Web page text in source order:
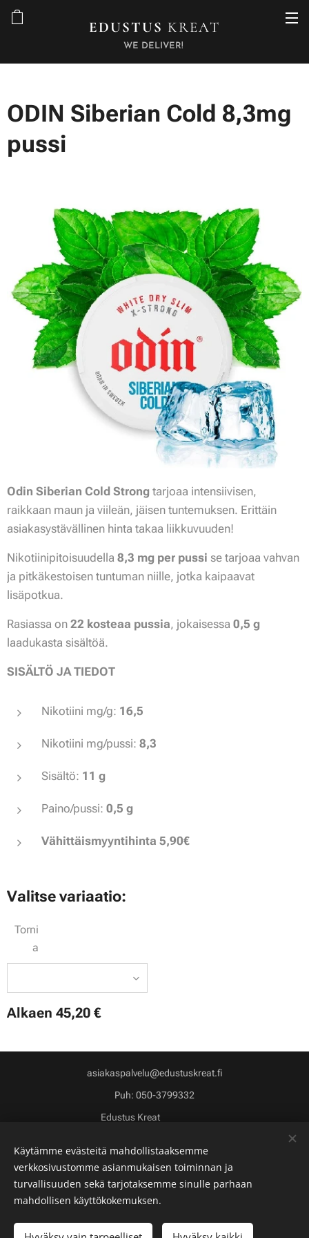
EDUSTUS KREAT
WE DELIVER!
ODIN Siberian Cold 8,3mg
pussi
Odin Siberian Cold Strong tarjoaa intensiivisen,
raikkaan maun ja viileän, jäisen tuntemuksen. Erittäin
asiakasystävällinen hinta takaa liikkuvuuden!
Nikotiinipitoisuudella 8,3 mg per pussi se tarjoaa vahvan
ja pitkäkestoisen tuntuman niille, jotka kaipaavat
lisäpotkua.
Rasiassa on 22 kosteaa pussia, jokaisessa 0,5 g
laadukasta sisältöä.
SISÄLTÖ JA TIEDOT
Nikotiini mg/g: 16,5
Nikotiini mg/pussi: 8,3
Sisältö: 11 g
Paino/pussi: 0,5 g
Vähittäismyyntihinta 5,90€
Valitse variaatio:
Torni
a
Alkaen 45,20 €
Lisää ostoskoriin
asiakaspalvelu@edustuskreat.fi
Puh: 050-3799332
Edustus Kreat
Kielet
Suomi
English
Käytämme evästeitä mahdollistaaksemme
verkkosivustomme asianmukaisen toiminnan ja
turvallisuuden sekä tarjotaksemme sinulle parhaan
mahdollisen käyttökokemuksen.